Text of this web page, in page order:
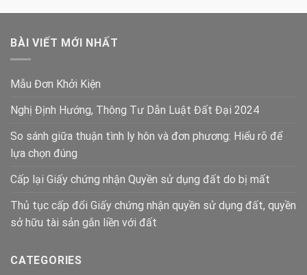
BÀI VIẾT MỚI NHẤT
Mẫu Đơn Khởi Kiện
Nghị Định Hướng, Thông Tư Dẫn Luật Đất Đại 2024
So sánh giữa thuận tình ly hôn và đơn phương: Hiểu rõ để
lựa chọn đúng
Cấp lại Giấy chứng nhận Quyền sử dụng đất do bị mất
Thủ tục cấp đổi Giấy chứng nhận quyền sử dụng đất, quyền
sở hữu tài sản gắn liền với đất
CATEGORIES